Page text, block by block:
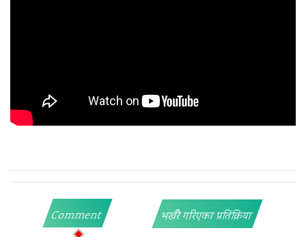
Comment भर्खरै गरिएका प्रतिक्रिया